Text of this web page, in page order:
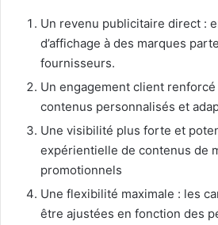
Un revenu publicitaire direct :
d’affichage à des marques
fournisseurs.
Un engagement client renforcé
contenus personnalisés et
Une visibilité plus forte et
expérientielle de contenus de
promotionnels
Une flexibilité maximale : les
être ajustées en fonction des